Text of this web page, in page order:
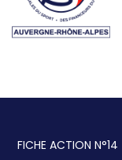
FICHE ACTION N°14